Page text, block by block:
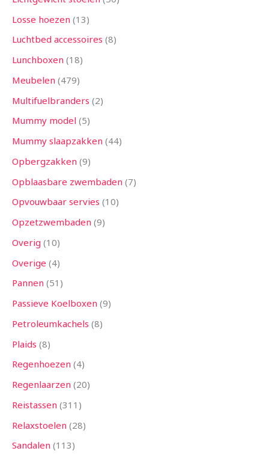
Losse hoezen 13
Luchtbed accessoires 8
Lunchboxen 18
Meubelen 479
Multifuelbranders 2
Mummy model 5
Mummy slaapzakken 44
Opbergzakken 9
Opblaasbare zwembaden 7
Opvouwbaar servies 10
Opzetzwembaden 9
Overig 10
Overige 4
Pannen 51
Passieve Koelboxen 9
Petroleumkachels 8
Plaids 8
Regenhoezen 4
Regenlaarzen 20
Reistassen 311
Relaxstoelen 28
Sandalen 113